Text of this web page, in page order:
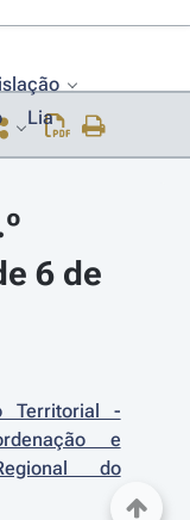
Lia
6 de
Territorial -
e
do